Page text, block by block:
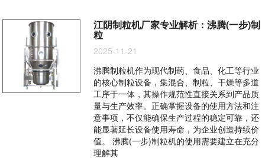
江阴制粒机厂家专业解析：沸腾(一步)制
粒
2025-11-21
沸腾制粒机作为现代制药、食品、化工等行业
的核心制粒设备，集混合、制粒、干燥等多道
工序于一体，其操作规范性直接关系到产品质
量与生产效率。正确掌握设备的使用方法和注
意事项，不仅能确保生产过程的稳定可靠，还
能显著延长设备使用寿命，为企业创造持续价
值。 沸腾(一步)制粒机的使用需要建立在充分
理解其